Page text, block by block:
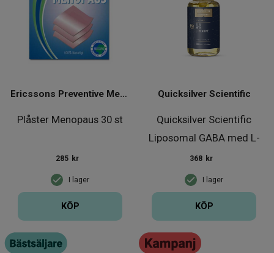
Plåster Menopaus 30 st
Ericssons Preventive Medical Group
I lager
285 kr
KÖP
Quicksilver Scientific
Liposomal GABA med L-
Theani
Quicksilver Scientific
I lager
368 kr
KÖP